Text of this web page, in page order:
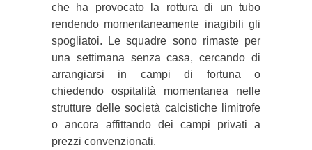
che ha provocato la rottura di un tubo
rendendo momentaneamente inagibili gli
spogliatoi. Le squadre sono rimaste per
una settimana senza casa, cercando di
arrangiarsi in campi di fortuna o
chiedendo ospitalità momentanea nelle
strutture delle società calcistiche limitrofe
o ancora affittando dei campi privati a
prezzi convenzionati.